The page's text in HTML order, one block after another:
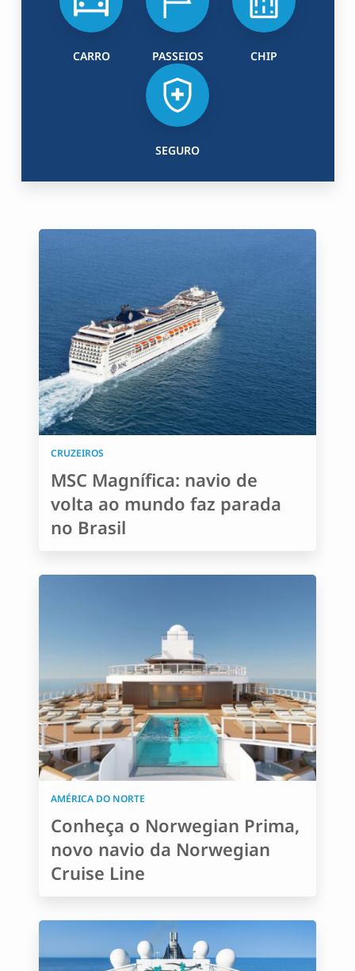
CARRO PASSEIOS CHIP
SEGURO
CRUZEIROS
MSC Magnífica: navio de
volta ao mundo faz parada
no Brasil
AMÉRICA DO NORTE
Conheça o Norwegian Prima,
novo navio da Norwegian
Cruise Line